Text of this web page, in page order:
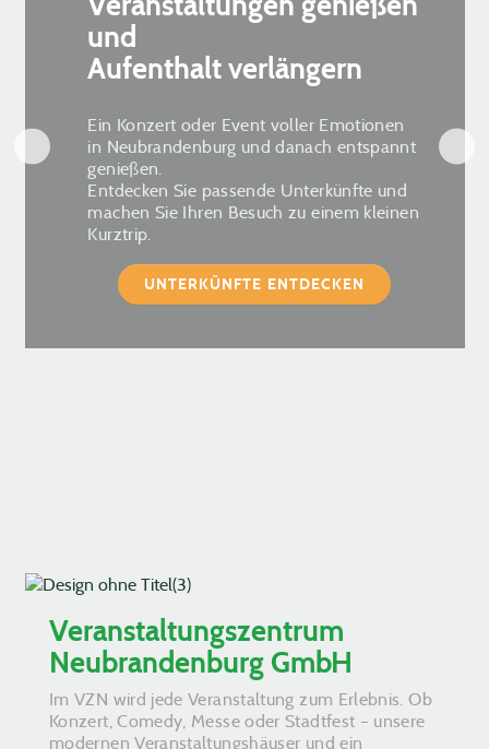
und
Aufenthalt verlängern
Ein Konzert oder Event voller Emotionen
in Neubrandenburg und danach entspannt
genießen.
Entdecken Sie passende Unterkünfte und
machen Sie Ihren Besuch zu einem kleinen
Kurztrip.
UNTERKÜNFTE ENTDECKEN
Veranstaltungszentrum
Neubrandenburg GmbH
Im VZN wird jede Veranstaltung zum Erlebnis. Ob
Konzert, Comedy, Messe oder Stadtfest – unsere
modernen Veranstaltungshäuser und ein